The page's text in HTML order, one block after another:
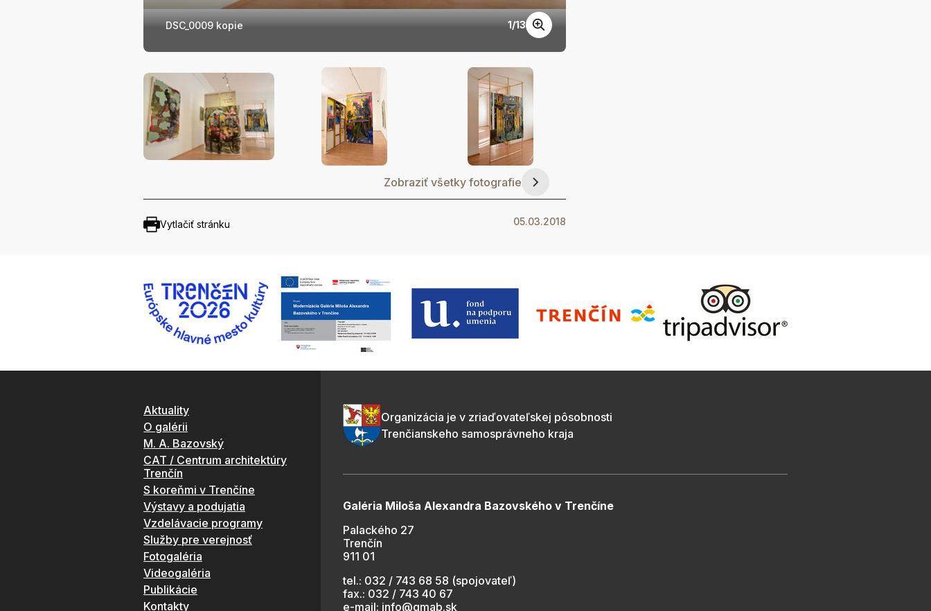
DSC_0009 kopie 1/13
Zobraziť všetky fotografie
Vytlačiť stránku 05.03.2018
Aktuality
O galérii
M. A. Bazovský
CAT / Centrum architektúry
Trenčín
S koreňmi v Trenčíne
Výstavy a podujatia
Vzdelávacie programy
Služby pre verejnosť
Fotogaléria
Videogaléria
Publikácie
Kontakty
Organizácia je v zriaďovateľskej pôsobnosti
Trenčianskeho samosprávneho kraja
Galéria Miloša Alexandra Bazovského v Trenčíne
Palackého 27
Trenčín
911 01
tel.: 032 / 743 68 58 (spojovateľ)
fax.: 032 / 743 40 67
e-mail: info@gmab.sk